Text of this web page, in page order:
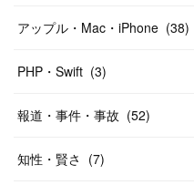
アップル・Mac・iPhone (38)
PHP・Swift (3)
報道・事件・事故 (52)
知性・賢さ (7)